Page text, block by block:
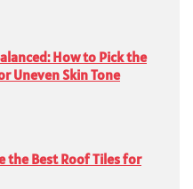
How to Pick the
Uneven Skin Tone
the Best Roof Tiles for